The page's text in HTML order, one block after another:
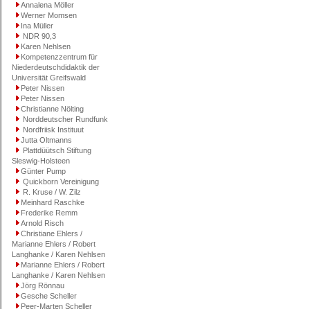
Annalena Möller
Werner Momsen
Ina Müller
NDR 90,3
Karen Nehlsen
Kompetenzzentrum für
Niederdeutschdidaktik der
Universität Greifswald
Peter Nissen
Peter Nissen
Christianne Nölting
Norddeutscher Rundfunk
Nordfriisk Instituut
Jutta Oltmanns
Plattdüütsch Stiftung
Sleswig-Holsteen
Günter Pump
Quickborn Vereinigung
R. Kruse / W. Zilz
Meinhard Raschke
Frederike Remm
Arnold Risch
Christiane Ehlers /
Marianne Ehlers / Robert
Langhanke / Karen Nehlsen
Marianne Ehlers / Robert
Langhanke / Karen Nehlsen
Jörg Rönnau
Gesche Scheller
Peer-Marten Scheller